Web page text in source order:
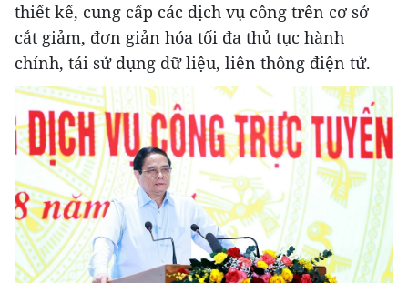
thiết kế, cung cấp các dịch vụ công trên cơ sở
cắt giảm, đơn giản hóa tối đa thủ tục hành
chính, tái sử dụng dữ liệu, liên thông điện tử.